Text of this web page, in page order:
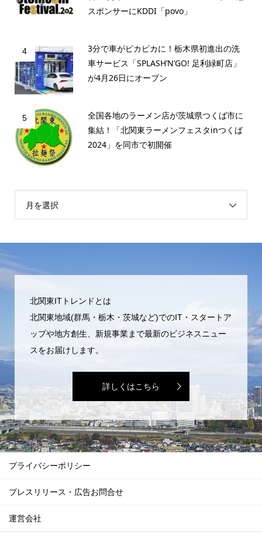
スポンサーにKDDI「povo」
4
3分で車がピカピカに！栃木県初進出の洗
車サービス「SPLASH’N’GO! 足利緑町店」
が4月26日にオープン
5
全国各地のラーメン店が茨城県つくば市に
集結！「北関東ラーメンフェスタinつくば
2024」を同市で初開催
月を選択
北関東ITトレンドとは
北関東地域(群馬・栃木・茨城など)でのIT・スタートア
ップや地方創生、新規事業まで最新のビジネスニュー
スをお届けします。
詳しくはこちら
プライバシーポリシー
プレスリリース・広告お問合せ
運営会社